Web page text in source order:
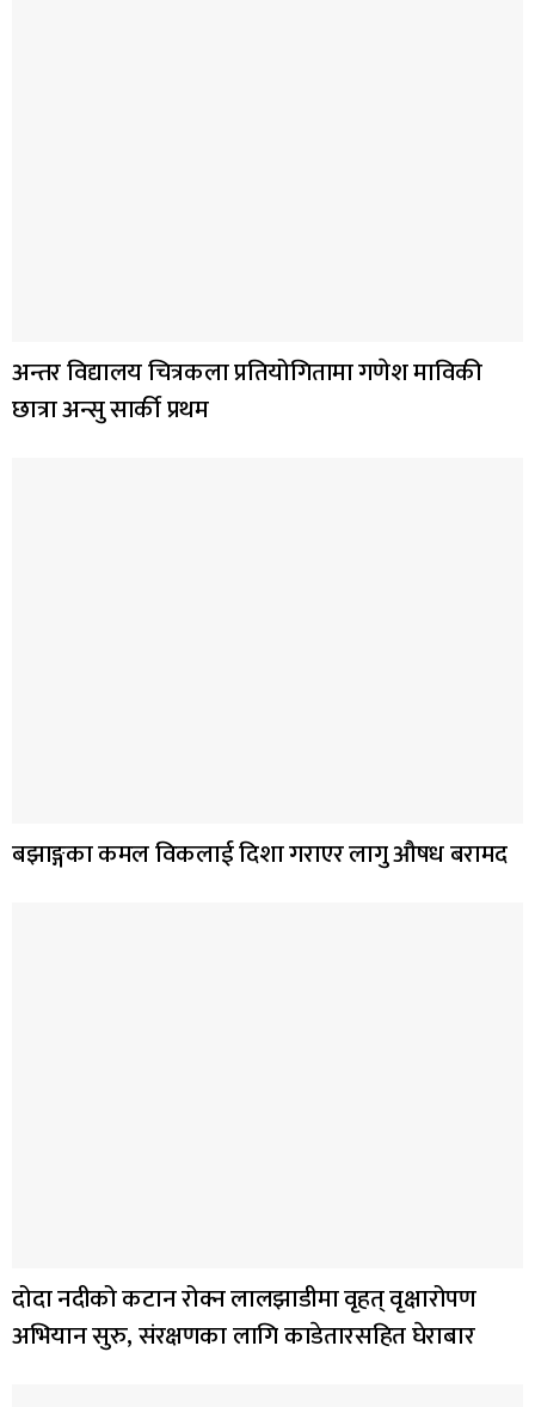
अन्तर विद्यालय चित्रकला प्रतियोगितामा गणेश माविकी
छात्रा अन्सु सार्की प्रथम
बझाङ्गका कमल विकलाई दिशा गराएर लागु औषध बरामद
दोदा नदीको कटान रोक्न लालझाडीमा वृहत् वृक्षारोपण
अभियान सुरु, संरक्षणका लागि काडेतारसहित घेराबार